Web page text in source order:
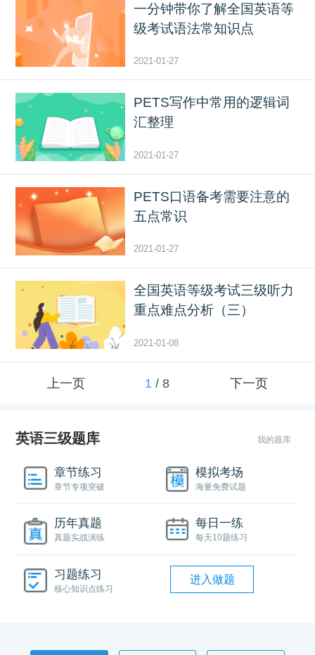
一分钟带你了解全国英语等
级考试语法常知识点
2021-01-27
PETS写作中常用的逻辑词
汇整理
2021-01-27
PETS口语备考需要注意的
五点常识
2021-01-27
全国英语等级考试三级听力
重点难点分析（三）
2021-01-08
上一页 1 / 8 下一页
英语三级题库 我的题库
章节练习
章节专项突破
模拟考场
海量免费试题
历年真题
真题实战演练
每日一练
每天10题练习
习题练习
核心知识点练习
进入做题